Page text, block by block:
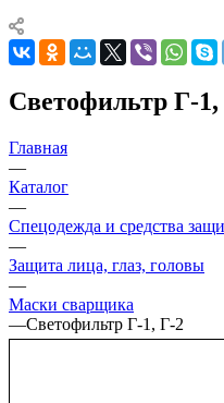
Светофильтр Г-1,
Главная
—
Каталог
—
Спецодежда и средства
—
Защита лица, глаз, головы
—
Маски сварщика
—Светофильтр Г-1, Г-2